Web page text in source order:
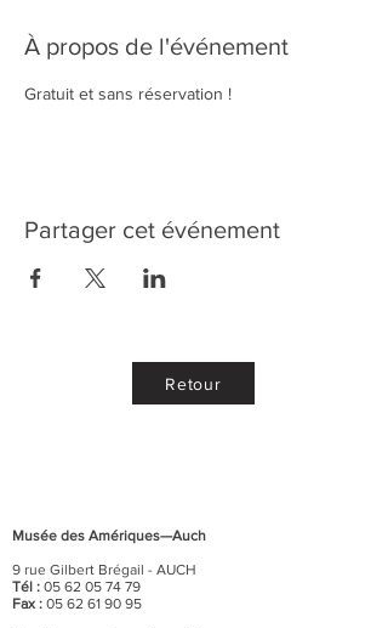
À propos de l'événement
Gratuit et sans réservation !
Partager cet événement
Retour
Musée des Amériques—Auch
9 rue Gilbert Brégail - AUCH
Tél : 05 62 05 74 79
Fax : 05 62 61 90 95